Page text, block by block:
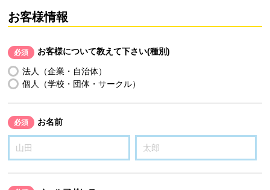
お客様情報
必須 お客様について教えて下さい(種別)
法人（企業・自治体）
個人（学校・団体・サークル）
必須 お名前